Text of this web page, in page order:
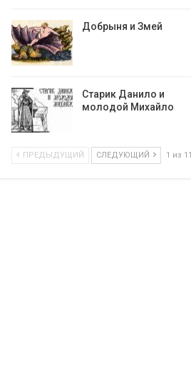
Добрыня и Змей
Старик Данило и
молодой Михайло
ПРЕДЫДУЩИЙ СЛЕДУЮЩИЙ 1 из 11